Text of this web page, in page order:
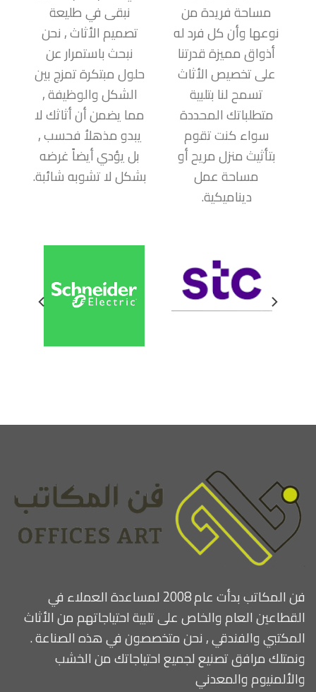
مساحة فريدة من
نوعها وأن كل فرد له
أذواق مميزة قدرتنا
على تخصيص الأثاث
تسمح لنا بتلبية
متطلباتك المحددة
سواء كنت تقوم
بتأثيث منزل مريح أو
مساحة عمل
ديناميكية.
نبقى في طليعة
تصميم الأثاث , نحن
نبحث باستمرار عن
حلول مبتكرة تمزج بين
الشكل والوظيفة ,
مما يضمن أن أثاثك لا
يبدو مذهلاُ فحسب ,
بل يؤدي أيضاً غرضه
بشكل لا تشوبه شائبة.
فن المكاتب بدأت عام 2008 لمساعدة العملاء في
القطاعين العام والخاص على تلبية احتياجاتهم من الأثاث
المكتبي والفندقي , نحن متخصصون في هذه الصناعة .
ونمتلك مرافق تصنيع لجميع احتياجاتك من الخشب
والألمنيوم والمعدني